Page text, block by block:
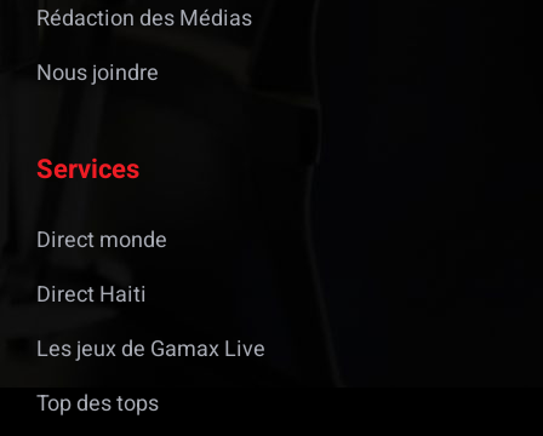
Rédaction des Médias
Nous joindre
Services
Direct monde
Direct Haiti
Les jeux de Gamax Live
Top des tops